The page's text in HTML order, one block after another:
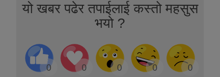
यो खबर पढेर तपाईलाई कस्तो महसुस
भयो ?
0 0 0 0 0